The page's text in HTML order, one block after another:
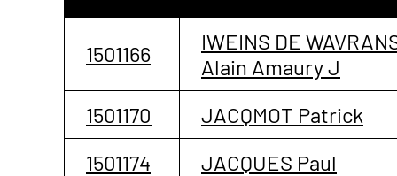
1501166
IWEINS DE
Alain Amaury J
1501170
JACQMOT Patrick
1501174
JACQUES Paul